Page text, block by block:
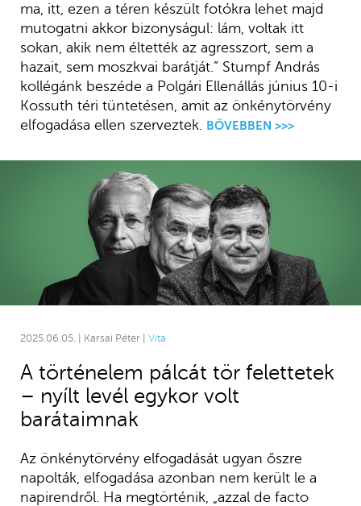
ma, itt, ezen a téren készült fotókra lehet majd
mutogatni akkor bizonyságul: lám, voltak itt
sokan, akik nem éltették az agresszort, sem a
hazait, sem moszkvai barátját.” Stumpf András
kollégánk beszéde a Polgári Ellenállás június 10-i
Kossuth téri tüntetésen, amit az önkénytörvény
elfogadása ellen szerveztek. BŐVEBBEN >>>
2025.06.05. | Karsai Péter | Vita
A történelem pálcát tör felettetek
– nyílt levél egykor volt
barátaimnak
Az önkénytörvény elfogadását ugyan őszre
napolták, elfogadása azonban nem került le a
napirendről. Ha megtörténik, „azzal de facto